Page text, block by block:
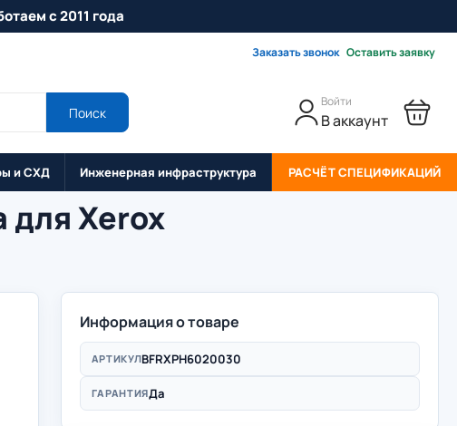
с 2011 года
Заказать звонок Оставить заявку
Поиск
Войти
В аккаунт
и СХД Инженерная инфраструктура РАСЧЁТ СПЕЦИФИКАЦИЙ
для Xerox
Информация о товаре
АРТИКУЛBFRXPH6020030
ГАРАНТИЯДа